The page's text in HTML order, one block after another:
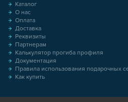
Каталог
О нас
Оплата
Доставка
Реквизиты
Партнерам
Калькулятор прогиба профиля
Документация
Правила использования подарочных
Как купить